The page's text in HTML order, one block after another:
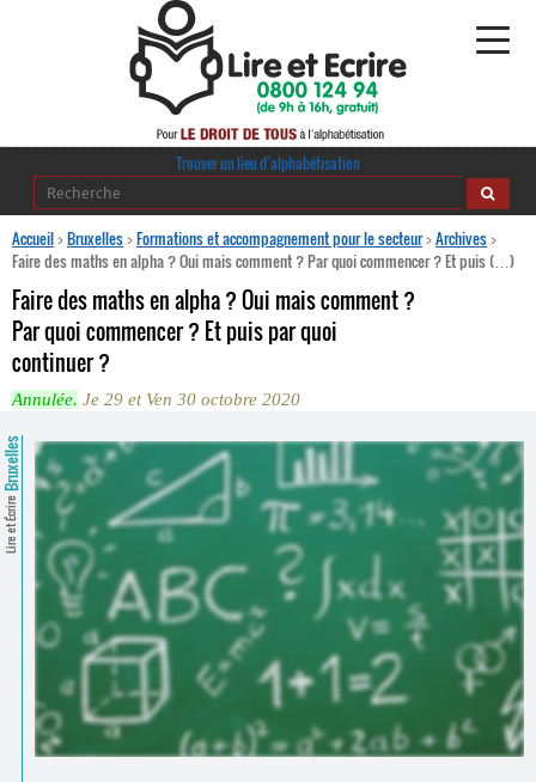
Alphabétisation
Publications
·
Comprendre et parler
Bienvenue en Belgique
Espace presse
Trouver un lieu d’alphabétisation
Trouver un lieu d’alphabétisation
Accueil>Bruxelles>Formations et accompagnement pour le secteur>Archives>
Faire des maths en alpha ? Oui mais comment ? Par quoi commencer ? Et puis (…)
Faire des maths en alpha ? Oui mais comment ?
Par quoi commencer ? Et puis par quoi
continuer ?
Annulée. Je 29 et Ven 30 octobre 2020
Lire et Écrire
Bruxelles